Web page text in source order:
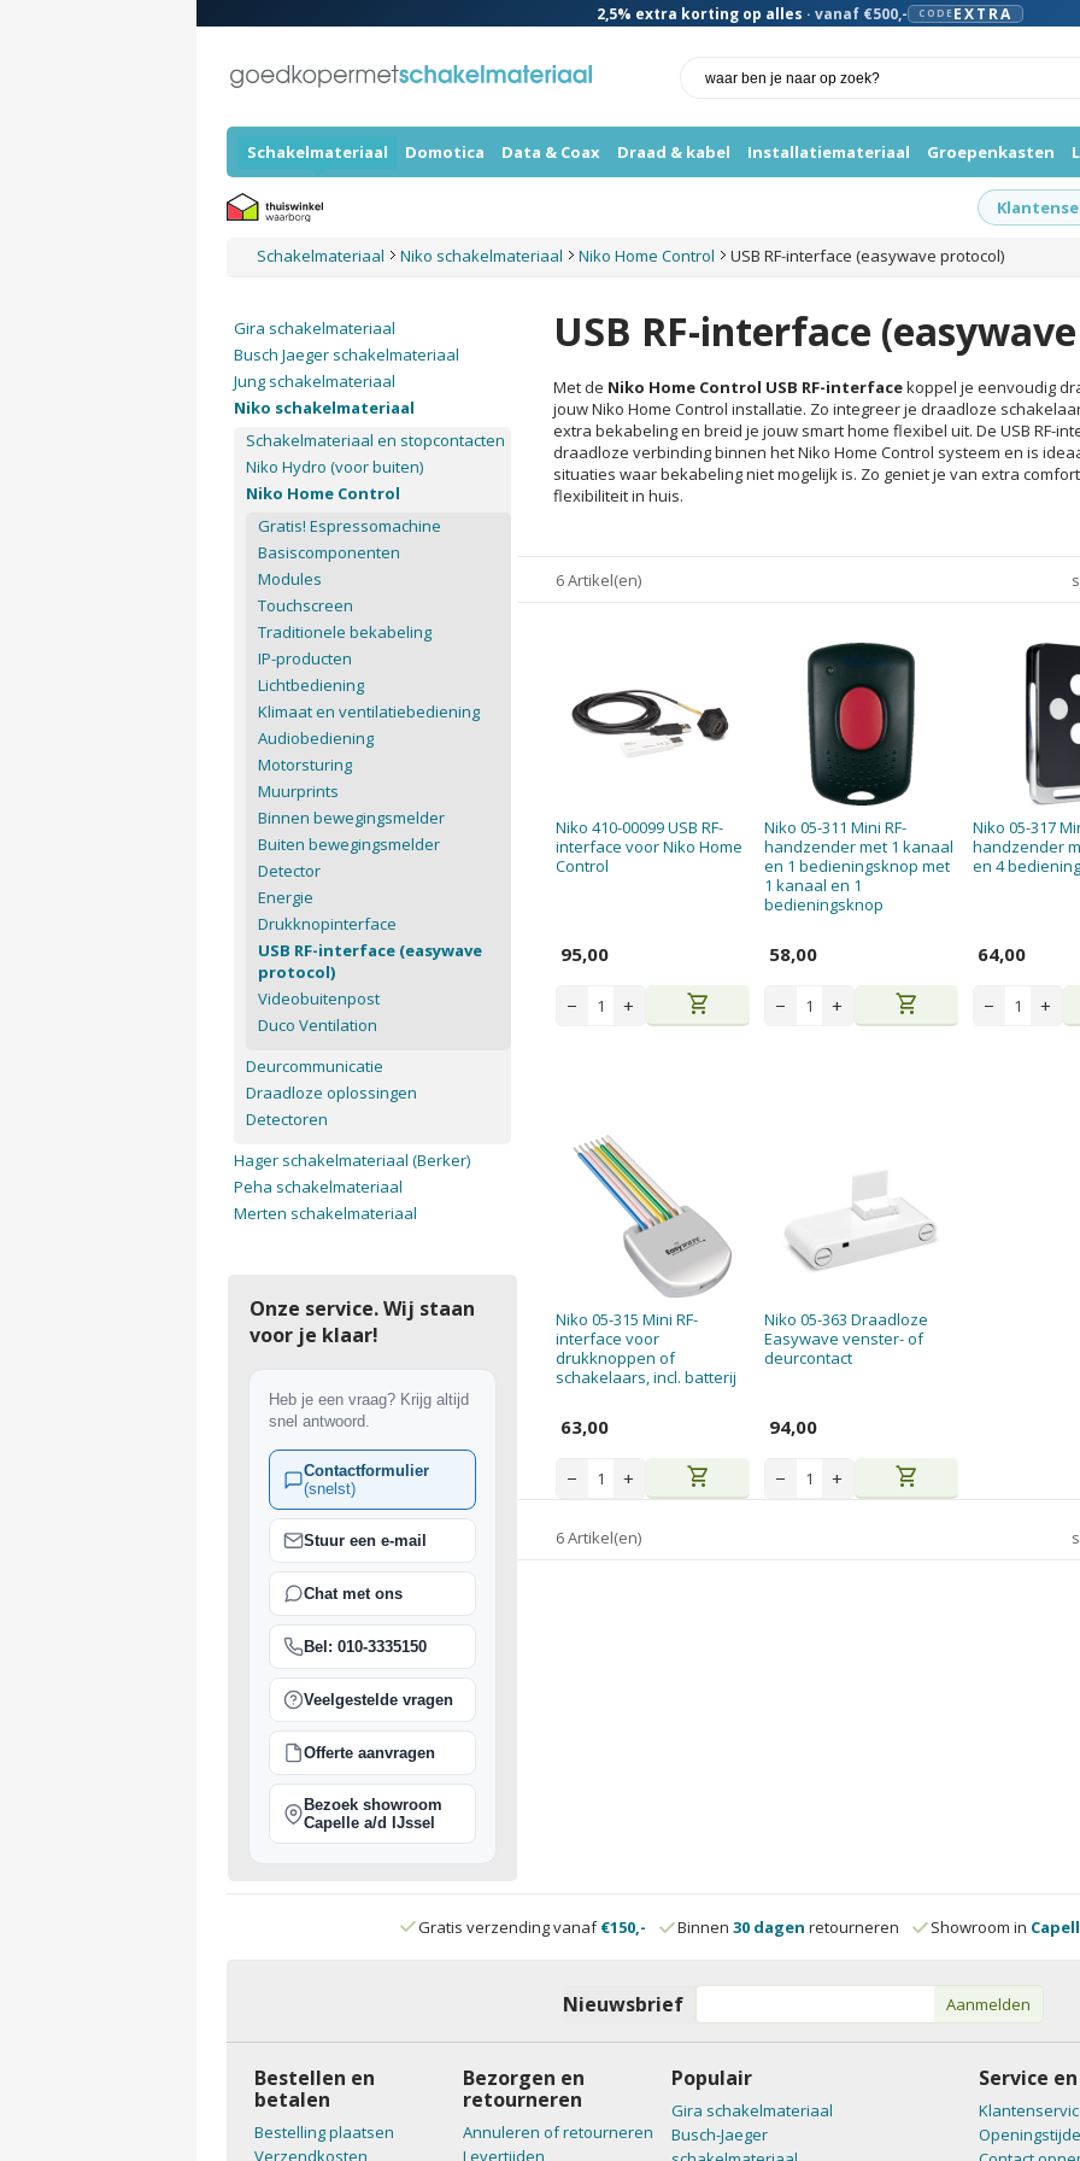
2,5% extra korting op alles · vanaf €500,- CODE EXTRA
Schakelmateriaal Domotica Data & Coax Draad & kabel Installatiemateriaal Groepenkasten
Schakelmateriaal Niko schakelmateriaal Niko Home Control USB RF-interface (easywave protocol)
USB RF-interface
Met de Niko Home Control USB RF-interfacekoppel je eenvoudig
jouw Niko Home Control installatie. Zo integreer je draadloze
extra bekabeling en breid je jouw smart home flexibel uit. De USB RF-
draadloze verbinding binnen het Niko Home Control systeem en is
situaties waar bekabeling niet mogelijk is. Zo geniet je van extra
flexibiliteit in huis.
6 Artikel(en)
Niko 410-00099 USB RF-
interface voor Niko Home
Control
95,00
− + shopping_cart
Niko 05-311 Mini RF-
handzender met 1 kanaal
en 1 bedieningsknop met
1 kanaal en 1
bedieningsknop
58,00
− + shopping_cart
Niko 05-317
handzender
en 4
64,00
− +
Niko 05-315 Mini RF-
interface voor
drukknoppen of
schakelaars, incl. batterij
63,00
− + shopping_cart
Niko 05-363 Draadloze
Easywave venster- of
deurcontact
94,00
− + shopping_cart
6 Artikel(en)
Gira schakelmateriaal
Busch Jaeger schakelmateriaal
Jung schakelmateriaal
Niko schakelmateriaal
Schakelmateriaal en stopcontacten
Niko Hydro (voor buiten)
Niko Home Control
Gratis! Espressomachine
Basiscomponenten
Modules
Touchscreen
Traditionele bekabeling
IP-producten
Lichtbediening
Klimaat en ventilatiebediening
Audiobediening
Motorsturing
Muurprints
Binnen bewegingsmelder
Buiten bewegingsmelder
Detector
Energie
Drukknopinterface
USB RF-interface (easywave
protocol)
Videobuitenpost
Duco Ventilation
Deurcommunicatie
Draadloze oplossingen
Detectoren
Hager schakelmateriaal (Berker)
Peha schakelmateriaal
Merten schakelmateriaal
Onze service. Wij staan
voor je klaar!
Heb je een vraag? Krijg altijd
snel antwoord.
Contactformulier
(snelst)
Stuur een e-mail
Chat met ons
Bel: 010-3335150
Veelgestelde vragen
Offerte aanvragen
Bezoek showroom
Capelle a/d IJssel
Gratis verzending vanaf€150,- Binnen 30 dagen retourneren Showroom in
Nieuwsbrief Aanmelden
Bestellen en
betalen
Bestelling plaatsen
Verzendkosten
Bezorgen en
retourneren
Annuleren of retourneren
Levertijden
Populair
Gira schakelmateriaal
Busch-Jaeger
Service